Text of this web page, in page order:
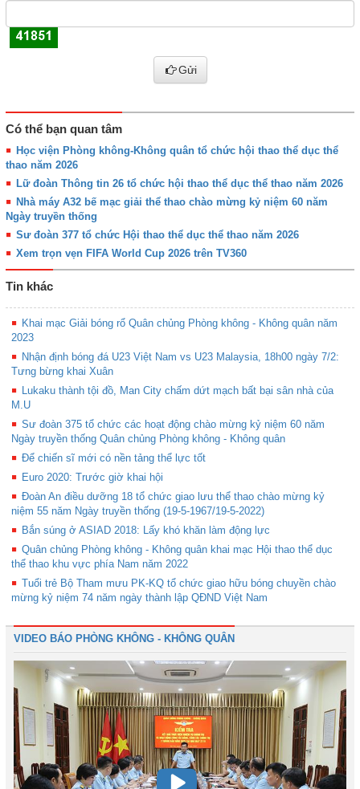
Gửi
Có thể bạn quan tâm
Học viện Phòng không-Không quân tổ chức hội thao thể dục thể
thao năm 2026
Lữ đoàn Thông tin 26 tổ chức hội thao thể dục thể thao năm 2026
Nhà máy A32 bế mạc giải thể thao chào mừng kỷ niệm 60 năm
Ngày truyền thống
Sư đoàn 377 tổ chức Hội thao thể dục thể thao năm 2026
Xem trọn vẹn FIFA World Cup 2026 trên TV360
Tin khác
Khai mạc Giải bóng rổ Quân chủng Phòng không - Không quân năm
2023
Nhận định bóng đá U23 Việt Nam vs U23 Malaysia, 18h00 ngày 7/2:
Tưng bừng khai Xuân
Lukaku thành tội đồ, Man City chấm dứt mạch bất bại sân nhà của
M.U
Sư đoàn 375 tổ chức các hoạt động chào mừng kỷ niệm 60 năm
Ngày truyền thống Quân chủng Phòng không - Không quân
Để chiến sĩ mới có nền tảng thể lực tốt
Euro 2020: Trước giờ khai hội
Đoàn An điều dưỡng 18 tổ chức giao lưu thể thao chào mừng kỷ
niệm 55 năm Ngày truyền thống (19-5-1967/19-5-2022)
Bắn súng ở ASIAD 2018: Lấy khó khăn làm động lực
Quân chủng Phòng không - Không quân khai mạc Hội thao thể dục
thể thao khu vực phía Nam năm 2022
Tuổi trẻ Bộ Tham mưu PK-KQ tổ chức giao hữu bóng chuyền chào
mừng kỷ niệm 74 năm ngày thành lập QĐND Việt Nam
VIDEO BÁO PHÒNG KHÔNG - KHÔNG QUÂN